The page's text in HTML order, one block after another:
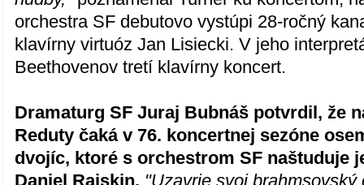
orchestra SF debutovo vystúpi 28-ročný
klavírny virtuóz Jan Lisiecki. V jeho
Beethovenov tretí klavírny koncert.
Dramaturg SF Juraj Bubnáš potvrdil, že
Reduty čaká v 76. koncertnej sezóne
dvojíc, ktoré s orchestrom SF naštuduje
Daniel Raiskin. "Uzavrie svoj